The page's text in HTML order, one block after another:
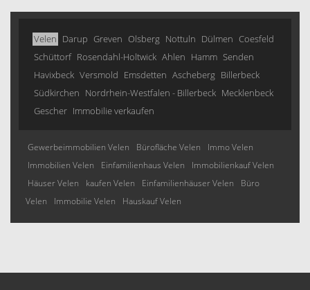
Velen Darup Greven Olsberg Nottuln Dülmen Coesfeld
Schüttorf Rosendahl-Holtwick Ahlen Hamm Senden
Havixbeck Versmold Emsdetten Ascheberg Billerbeck
Südkirchen Nordrhein-Westfalen - Billerbeck Mecklenbeck
Gescher Immobilie verkaufen
Gewerbeimmobilien Velen Bürofläche Velen
Immo Velen
Immobilien Velen
Einfamilienhaus Velen
Immobilienkauf Velen
Häuser Velen
kaufen Velen Einfamilienhäuser Velen
Büro
Velen
Immobilie Velen Hauskauf Velen